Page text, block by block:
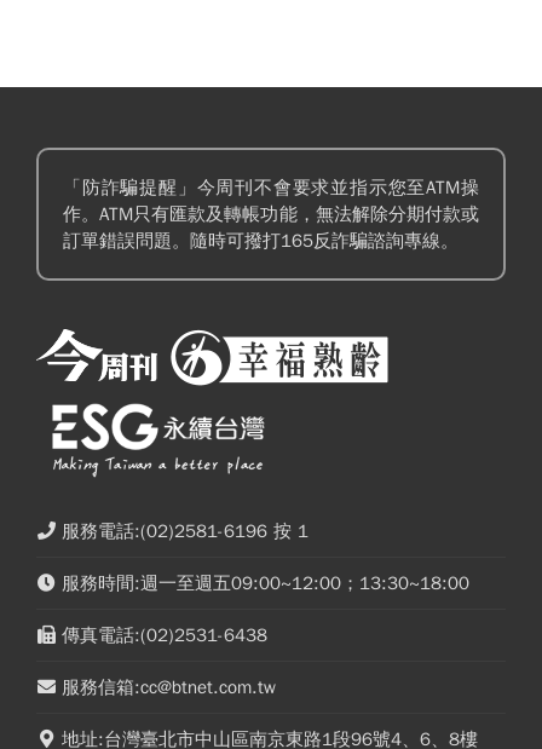
「防詐騙提醒」今周刊不會要求並指示您至ATM操
作。ATM只有匯款及轉帳功能，無法解除分期付款或
訂單錯誤問題。隨時可撥打165反詐騙諮詢專線。
服務電話:(02)2581-6196 按 1
服務時間:週一至週五09:00~12:00；13:30~18:00
傳真電話:(02)2531-6438
服務信箱:cc@btnet.com.tw
地址:台灣臺北市中山區南京東路1段96號4、6、8樓